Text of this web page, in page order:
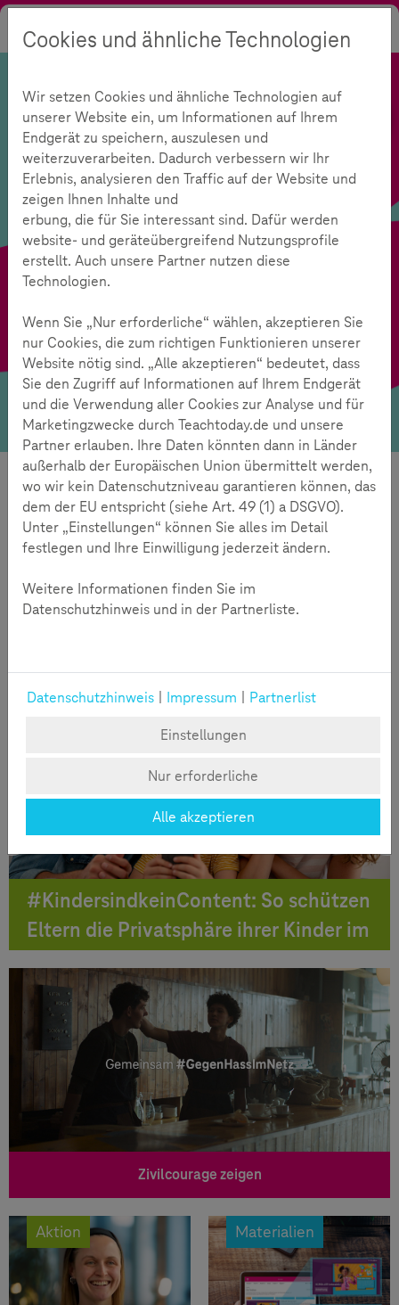
Suche Kontrast Sprache
Medienkompetenztest
Kompetenz für Alle!
Zum Test
Themendossier
Gaming
Zum Themendossier
Initiative
Digitale Teilhabe
International
Engagement global
#KindersindkeinContent: So schützen
Eltern die Privatsphäre ihrer Kinder im
Fotos und Videos von Kindern werden
heute schnell über Messenger-Dienste
und soziale Netzwerke geteilt. Vielen
Eltern ist dabei nicht bewusst, welche
Folgen eine Veröffentlichung haben
kann.
Zivilcourage zeigen
Aktion Materialien
Cookies und ähnliche Technologien
Wir setzen Cookies und ähnliche Technologien auf
unserer Website ein, um Informationen auf Ihrem
Endgerät zu speichern, auszulesen und
weiterzuverarbeiten. Dadurch verbessern wir Ihr
Erlebnis, analysieren den Traffic auf der Website und
zeigen Ihnen Inhalte und
erbung, die für Sie interessant sind. Dafür werden
website- und geräteübergreifend Nutzungsprofile
erstellt. Auch unsere Partner nutzen diese
Technologien.
Wenn Sie „Nur erforderliche“ wählen, akzeptieren Sie
nur Cookies, die zum richtigen Funktionieren unserer
Website nötig sind. „Alle akzeptieren“ bedeutet, dass
Sie den Zugriff auf Informationen auf Ihrem Endgerät
und die Verwendung aller Cookies zur Analyse und für
Marketingzwecke durch Teachtoday.de und unsere
Partner erlauben. Ihre Daten könnten dann in Länder
außerhalb der Europäischen Union übermittelt werden,
wo wir kein Datenschutzniveau garantieren können, das
dem der EU entspricht (siehe Art. 49 (1) a DSGVO).
Unter „Einstellungen“ können Sie alles im Detail
festlegen und Ihre Einwilligung jederzeit ändern.
Weitere Informationen finden Sie im
Datenschutzhinweis und in der Partnerliste.
Datenschutzhinweis Impressum
Partnerlist
Einstellungen
Nur erforderliche
Alle akzeptieren